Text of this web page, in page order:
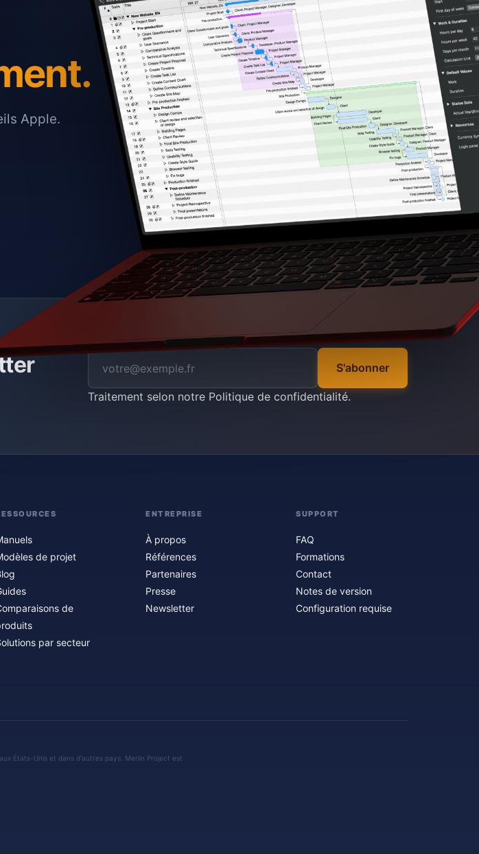
Apple.
S'abonner
Traitement selon notre Politique de confidentialité.
de projet
de
par secteur
ENTREPRISE
À propos
Références
Partenaires
Presse
Newsletter
SUPPORT
FAQ
Formations
Contact
Notes de version
Configuration requise
États-Unis et dans d'autres pays. Merlin Project est